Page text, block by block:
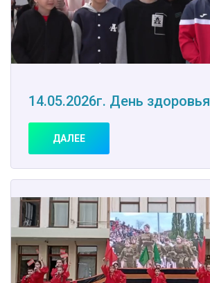
14.05.2026г. День здоровья
ДАЛЕЕ